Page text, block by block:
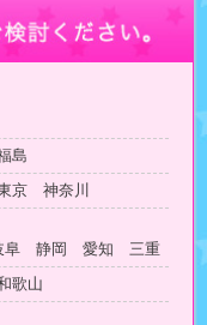
島
神奈川
静岡 愛知 三重
歌山